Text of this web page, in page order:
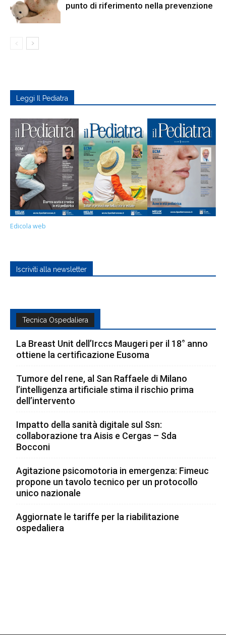
punto di riferimento nella prevenzione
Leggi Il Pediatra
Edicola web
Iscriviti alla newsletter
Tecnica Ospedaliera
La Breast Unit dell’Irccs Maugeri per il 18° anno
ottiene la certificazione Eusoma
Tumore del rene, al San Raffaele di Milano
l’intelligenza artificiale stima il rischio prima
dell’intervento
Impatto della sanità digitale sul Ssn:
collaborazione tra Aisis e Cergas – Sda
Bocconi
Agitazione psicomotoria in emergenza: Fimeuc
propone un tavolo tecnico per un protocollo
unico nazionale
Aggiornate le tariffe per la riabilitazione
ospedaliera